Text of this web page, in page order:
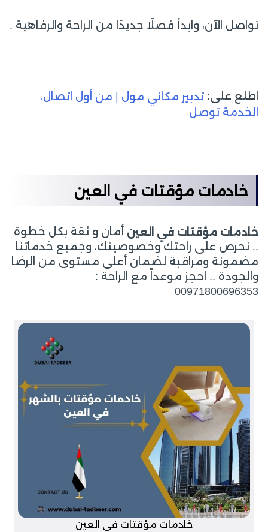
تواصل الآن، وابدأ فصلًا جديدًا من الراحة والرفاهية .
اطلع على: تدبير مكاني مول | من أول اتصال،
الخدمة توصل
خادمات مؤقتات في العين
خادمات مؤقتات في العين أمان و ثقة بكل خطوة
.. نحرص على راحتك وخصوصيتك، وجميع خدماتنا
مضمونة ومراقبة لضمان أعلى مستوى من الرضا
والجودة .. احجز موعداً مع الراحة :
00971800696353
خادمات مؤقتات في العين